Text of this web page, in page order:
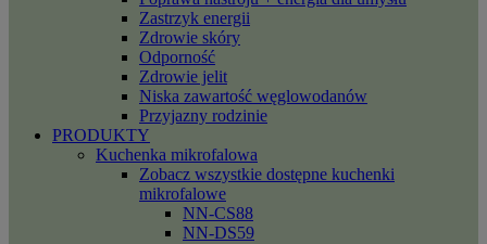
Zastrzyk energii
Zdrowie skóry
Odporność
Zdrowie jelit
Niska zawartość węglowodanów
Przyjazny rodzinie
PRODUKTY
Kuchenka mikrofalowa
Zobacz wszystkie dostępne kuchenki
mikrofalowe
NN-CS88
NN-DS59